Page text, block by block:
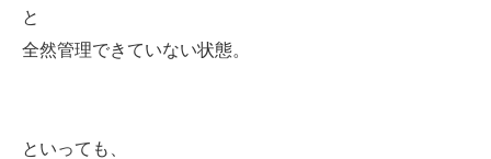
と
全然管理できていない状態。
といっても、